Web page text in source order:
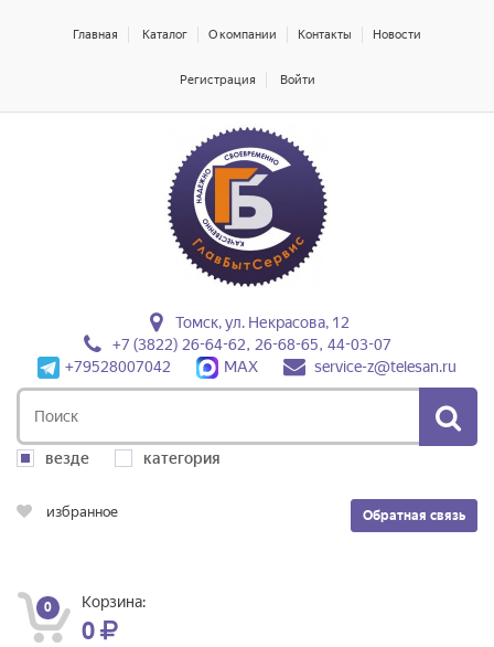
Главная Каталог О компании Контакты Новости
Регистрация Войти
Томск, ул. Некрасова, 12
+7 (3822) 26-64-62, 26-68-65, 44-03-07
+79528007042
MAX service-z@telesan.ru
везде категория
Обратная связь
избранное
0 Корзина:
0